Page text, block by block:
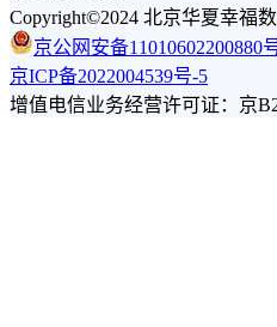
Copyright©2024 北京华夏幸福
京公网安备11010602200880
京ICP备2022004539号-5
增值电信业务经营许可证：京